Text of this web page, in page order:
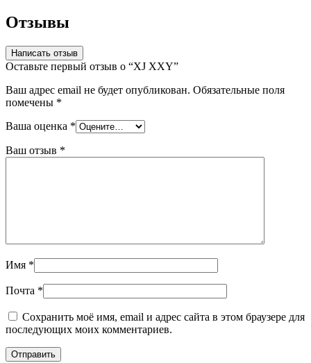
Отзывы
Написать отзыв
Оставьте первый отзыв о “XJ XXY”
Ваш адрес email не будет опубликован. Обязательные поля
помечены *
Ваша оценка *
Ваш отзыв *
Имя *
Почта *
Сохранить моё имя, email и адрес сайта в этом браузере для
последующих моих комментариев.